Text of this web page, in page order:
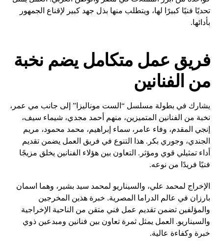
تحديًا فنيًا كبيرًا لها، ويتطلب منها بذل جهد كبير لإقناع الجمهور
بأدائها.
فريق عمل متكامل يضم نخبة
من الفنانين
يشارك في بطولة مسلسل “الست موناليزا” إلى جانب مي عمر،
نخبة من الفنانين المتميزين، منهم أحمد مجدي، شيماء سيف،
إنجي المقدم، وفاء عامر، سماء إبراهيم، محمد محمود، مريم
الجندي، وجوري بكر. هذا التنوع في فريق العمل يضمن تقديم
أداء تمثيلي قوي ومؤثر. التعاون بين هؤلاء الفنانين يخلق مزيجًا
فنيًا فريدًا من نوعه.
الإخراج لمحمد علي، والسيناريو لمحمد سيد بشير، وهما اسمان
بارزان في عالم الدراما المصرية. خبرة هذين المخرجين
والمؤلفين تضمن تقديم عمل فني متقن من الناحية الإخراجية
والسيناريو. العمل يمثل ثمرة تعاون بين فنانين ومبدعين ذوي
خبرة وكفاءة عالية.